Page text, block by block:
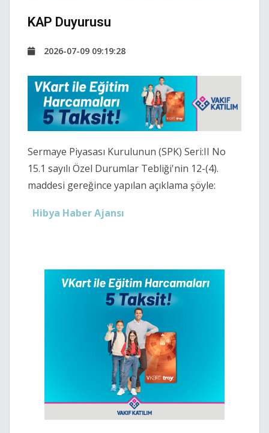
KAP Duyurusu
2026-07-09 09:19:28
Sermaye Piyasası Kurulunun (SPK) Seri:II No
15.1 sayılı Özel Durumlar Tebliği'nin 12-(4).
maddesi gereğince yapılan açıklama şöyle:
Hibya Haber Ajansı